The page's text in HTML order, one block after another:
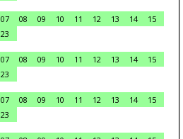
07 08 09 10 11 12 13 14
15
23
07 08 09 10 11 12 13 14
15
23
07 08 09 10 11 12 13 14
15
23